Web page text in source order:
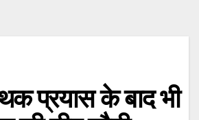
प्रयास के बाद भी